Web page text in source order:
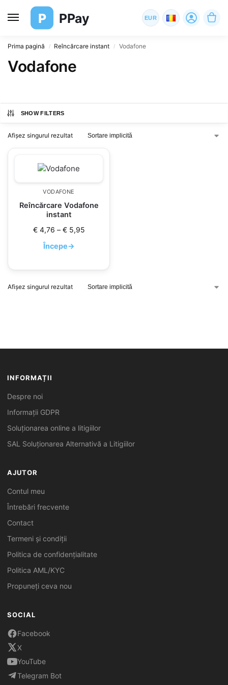
P PPay EUR
Prima pagină / Reîncărcare instant / Vodafone
Vodafone
SHOW FILTERS
Afișez singurul rezultat
VODAFONE
Reîncărcare Vodafone
instant
€4,76 – €5,95
Începe→
Afișez singurul rezultat
INFORMAȚII
Despre noi
Informații GDPR
Soluționarea online a litigiilor
SAL Soluționarea Alternativă a Litigiilor
AJUTOR
Contul meu
Întrebări frecvente
Contact
Termeni și condiții
Politica de confidențialitate
Politica AML/KYC
Propuneți ceva nou
SOCIAL
Facebook
X
YouTube
Telegram Bot